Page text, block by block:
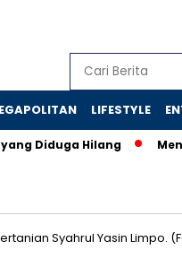
LIFESTYLE
Diduga Hilang